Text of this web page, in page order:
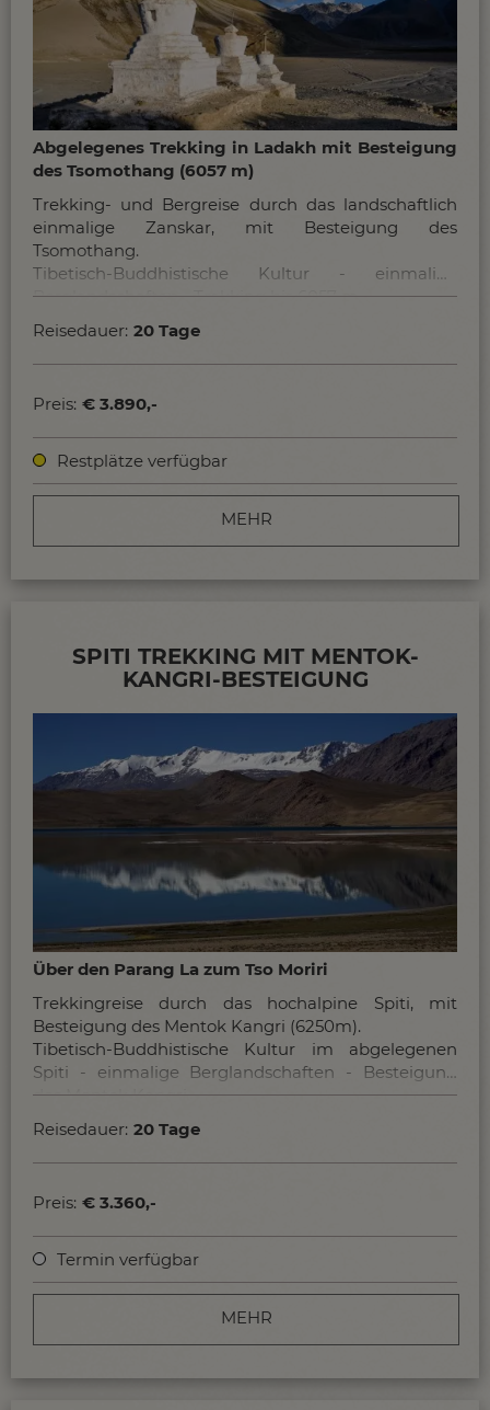
Abgelegenes Trekking in Ladakh mit Besteigung
des Tsomothang (6057 m)
Trekking- und Bergreise durch das landschaftlich
einmalige Zanskar, mit Besteigung des
Tsomothang.
Tibetisch-Buddhistische Kultur - einmalige
Berglandschaften - Trekking bis 6057 m.
Reisedauer: 20 Tage
Preis: € 3.890,-
Restplätze verfügbar
MEHR
SPITI TREKKING MIT MENTOK-
KANGRI-BESTEIGUNG
Über den Parang La zum Tso Moriri
Trekkingreise durch das hochalpine Spiti, mit
Besteigung des Mentok Kangri (6250m).
Tibetisch-Buddhistische Kultur im abgelegenen
Spiti - einmalige Berglandschaften - Besteigung
des Mentok Kangri
Reisedauer: 20 Tage
Preis: € 3.360,-
Termin verfügbar
MEHR